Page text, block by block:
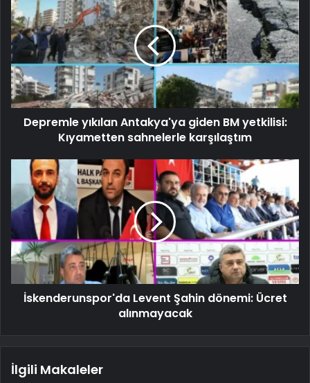
Depremle yıkılan Antakya'ya giden BM yetkilisi:
Kıyametten sahnelerle karşılaştım
İskenderunspor'da Levent Şahin dönemi: Ücret
alınmayacak
İlgili Makaleler